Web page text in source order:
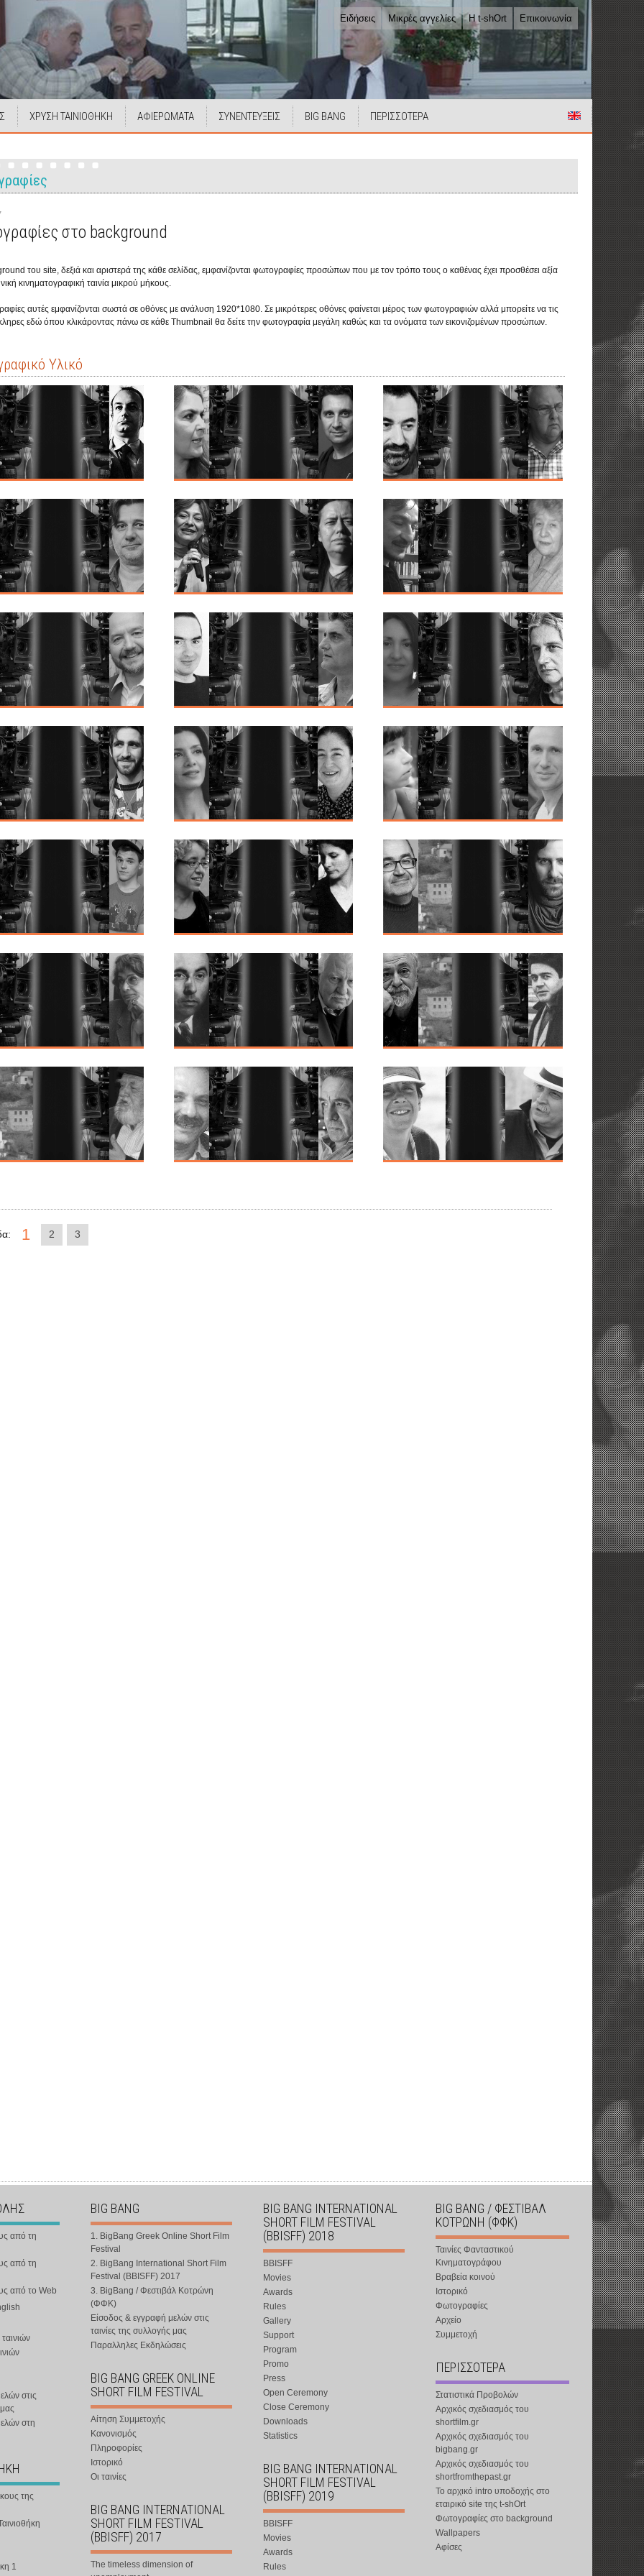
Ειδήσεις Μικρές αγγελίες Η t-shOrt Επικοινωνία
ΧΡΥΣΗ ΤΑΙΝΙΟΘΗΚΗ ΑΦΙΕΡΩΜΑΤΑ ΣΥΝΕΝΤΕΥΞΕΙΣ BIG BANG ΠΕΡΙΣΣΟΤΕΡΑ
στο background
του site, δεξιά και αριστερά της κάθε σελίδας, εμφανίζονται φωτογραφίες προσώπων που με τον τρόπο τους ο καθένας έχει προσθέσει αξία
κινηματογραφική ταινία μικρού μήκους.
αυτές εμφανίζονται σωστά σε οθόνες με ανάλυση 1920*1080. Σε μικρότερες οθόνες φαίνεται μέρος των φωτογραφιών αλλά μπορείτε να τις
εδώ όπου κλικάροντας πάνω σε κάθε Thumbnail θα δείτε την φωτογραφία μεγάλη καθώς και τα ονόματα των εικονιζομένων προσώπων.
Υλικό
1 2 3
από τη
από τη
από το Web
στις
στη
της
1
BIG BANG
1. BigBang Greek Online Short Film
Festival
2. BigBang International Short Film
Festival (BBISFF) 2017
3. BigBang / Φεστιβάλ Κοτρώνη
(ΦΦΚ)
Είσοδος & εγγραφή μελών στις
ταινίες της συλλογής μας
Παραλληλες Εκδηλώσεις
BIG BANG GREEK ONLINE
SHORT FILM FESTIVAL
Αίτηση Συμμετοχής
Κανονισμός
Πληροφορίες
Ιστορικό
Οι ταινίες
BIG BANG INTERNATIONAL
SHORT FILM FESTIVAL
(BBISFF) 2017
The timeless dimension of
BIG BANG INTERNATIONAL
SHORT FILM FESTIVAL
(BBISFF) 2018
BBISFF
Movies
Awards
Rules
Gallery
Support
Program
Promo
Press
Open Ceremony
Close Ceremony
Downloads
Statistics
BIG BANG INTERNATIONAL
SHORT FILM FESTIVAL
(BBISFF) 2019
BBISFF
Movies
Awards
Rules
BIG BANG / ΦΕΣΤΙΒΑΛ
ΚΟΤΡΩΝΗ (ΦΦΚ)
Ταινίες Φανταστικού
Κινηματογράφου
Βραβεία κοινού
Ιστορικό
Φωτογραφίες
Αρχείο
Συμμετοχή
ΠΕΡΙΣΣΟΤΕΡΑ
Στατιστικά Προβολών
Αρχικός σχεδιασμός του
shortfilm.gr
Αρχικός σχεδιασμός του
bigbang.gr
Αρχικός σχεδιασμός του
shortfromthepast.gr
Το αρχικό intro υποδοχής στο
εταιρικό site της t-shOrt
Φωτογραφίες στο background
Wallpapers
Αφίσες